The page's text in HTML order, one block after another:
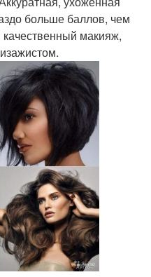
больше баллов, чем
макияж,